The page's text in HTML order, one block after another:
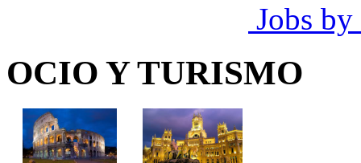
Jobs by
OCIO Y TURISMO